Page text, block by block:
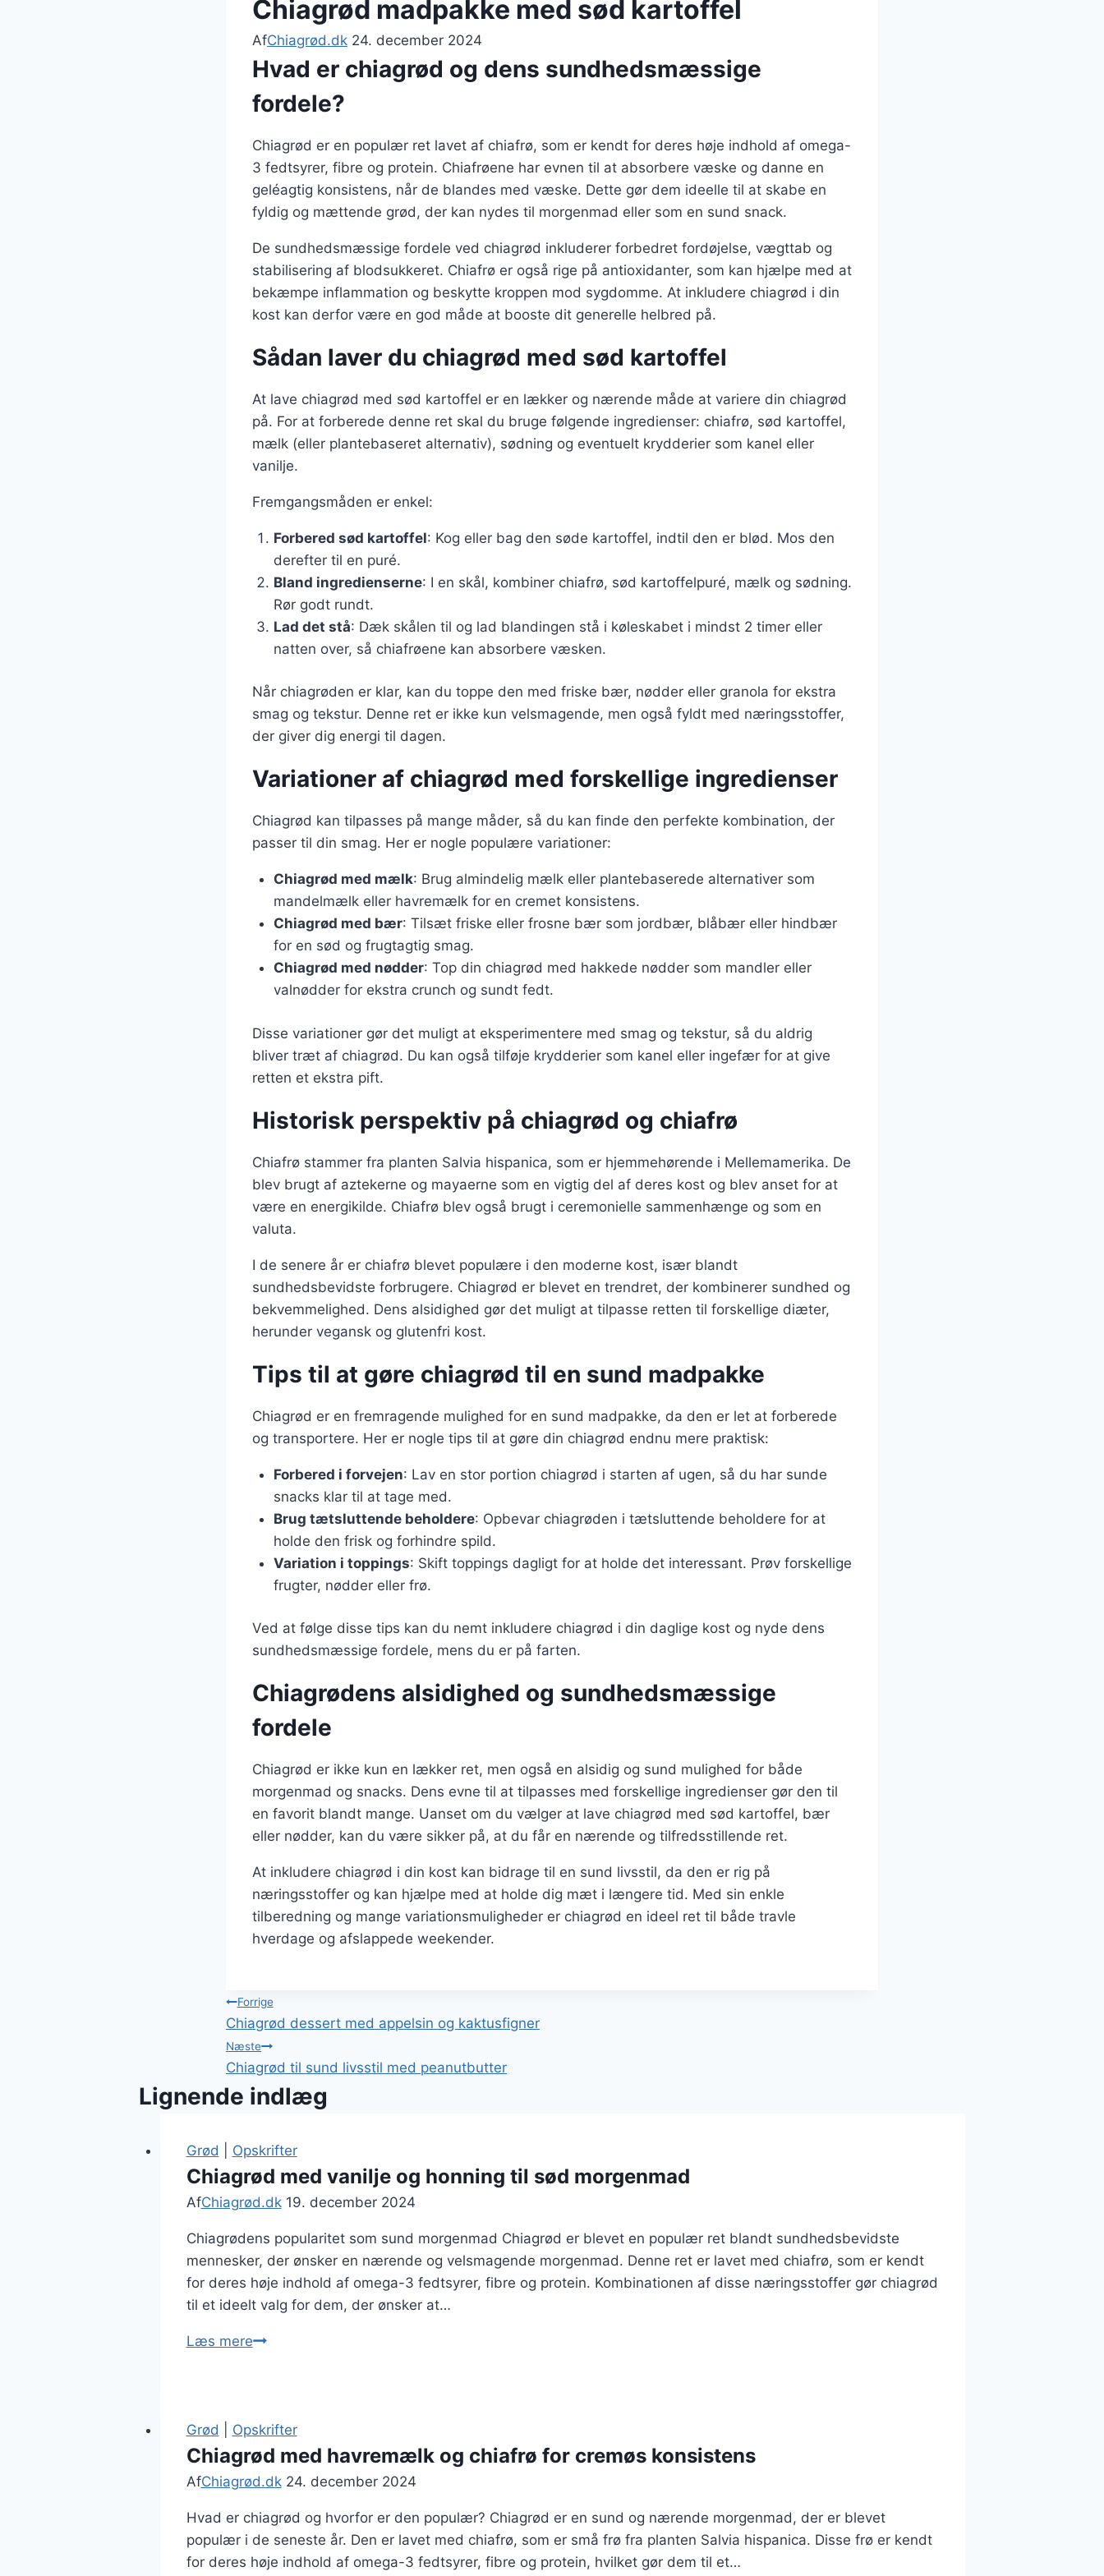
Chiagrød madpakke med sød kartoffel
AfChiagrød.dk 24. december 2024
Hvad er chiagrød og dens sundhedsmæssige
fordele?
Chiagrød er en populær ret lavet af chiafrø, som er kendt for deres høje indhold af omega-
3 fedtsyrer, fibre og protein. Chiafrøene har evnen til at absorbere væske og danne en
geléagtig konsistens, når de blandes med væske. Dette gør dem ideelle til at skabe en
fyldig og mættende grød, der kan nydes til morgenmad eller som en sund snack.
De sundhedsmæssige fordele ved chiagrød inkluderer forbedret fordøjelse, vægttab og
stabilisering af blodsukkeret. Chiafrø er også rige på antioxidanter, som kan hjælpe med at
bekæmpe inflammation og beskytte kroppen mod sygdomme. At inkludere chiagrød i din
kost kan derfor være en god måde at booste dit generelle helbred på.
Sådan laver du chiagrød med sød kartoffel
At lave chiagrød med sød kartoffel er en lækker og nærende måde at variere din chiagrød
på. For at forberede denne ret skal du bruge følgende ingredienser: chiafrø, sød kartoffel,
mælk (eller plantebaseret alternativ), sødning og eventuelt krydderier som kanel eller
vanilje.
Fremgangsmåden er enkel:
Forbered sød kartoffel: Kog eller bag den søde kartoffel, indtil den er blød. Mos den
derefter til en puré.
Bland ingredienserne: I en skål, kombiner chiafrø, sød kartoffelpuré, mælk og sødning.
Rør godt rundt.
Lad det stå: Dæk skålen til og lad blandingen stå i køleskabet i mindst 2 timer eller
natten over, så chiafrøene kan absorbere væsken.
Når chiagrøden er klar, kan du toppe den med friske bær, nødder eller granola for ekstra
smag og tekstur. Denne ret er ikke kun velsmagende, men også fyldt med næringsstoffer,
der giver dig energi til dagen.
Variationer af chiagrød med forskellige ingredienser
Chiagrød kan tilpasses på mange måder, så du kan finde den perfekte kombination, der
passer til din smag. Her er nogle populære variationer:
Chiagrød med mælk: Brug almindelig mælk eller plantebaserede alternativer som
mandelmælk eller havremælk for en cremet konsistens.
Chiagrød med bær: Tilsæt friske eller frosne bær som jordbær, blåbær eller hindbær
for en sød og frugtagtig smag.
Chiagrød med nødder: Top din chiagrød med hakkede nødder som mandler eller
valnødder for ekstra crunch og sundt fedt.
Disse variationer gør det muligt at eksperimentere med smag og tekstur, så du aldrig
bliver træt af chiagrød. Du kan også tilføje krydderier som kanel eller ingefær for at give
retten et ekstra pift.
Historisk perspektiv på chiagrød og chiafrø
Chiafrø stammer fra planten Salvia hispanica, som er hjemmehørende i Mellemamerika. De
blev brugt af aztekerne og mayaerne som en vigtig del af deres kost og blev anset for at
være en energikilde. Chiafrø blev også brugt i ceremonielle sammenhænge og som en
valuta.
I de senere år er chiafrø blevet populære i den moderne kost, især blandt
sundhedsbevidste forbrugere. Chiagrød er blevet en trendret, der kombinerer sundhed og
bekvemmelighed. Dens alsidighed gør det muligt at tilpasse retten til forskellige diæter,
herunder vegansk og glutenfri kost.
Tips til at gøre chiagrød til en sund madpakke
Chiagrød er en fremragende mulighed for en sund madpakke, da den er let at forberede
og transportere. Her er nogle tips til at gøre din chiagrød endnu mere praktisk:
Forbered i forvejen: Lav en stor portion chiagrød i starten af ugen, så du har sunde
snacks klar til at tage med.
Brug tætsluttende beholdere: Opbevar chiagrøden i tætsluttende beholdere for at
holde den frisk og forhindre spild.
Variation i toppings: Skift toppings dagligt for at holde det interessant. Prøv forskellige
frugter, nødder eller frø.
Ved at følge disse tips kan du nemt inkludere chiagrød i din daglige kost og nyde dens
sundhedsmæssige fordele, mens du er på farten.
Chiagrødens alsidighed og sundhedsmæssige
fordele
Chiagrød er ikke kun en lækker ret, men også en alsidig og sund mulighed for både
morgenmad og snacks. Dens evne til at tilpasses med forskellige ingredienser gør den til
en favorit blandt mange. Uanset om du vælger at lave chiagrød med sød kartoffel, bær
eller nødder, kan du være sikker på, at du får en nærende og tilfredsstillende ret.
At inkludere chiagrød i din kost kan bidrage til en sund livsstil, da den er rig på
næringsstoffer og kan hjælpe med at holde dig mæt i længere tid. Med sin enkle
tilberedning og mange variationsmuligheder er chiagrød en ideel ret til både travle
hverdage og afslappede weekender.
Indlægsnavigation
Forrige
Chiagrød dessert med appelsin og kaktusfigner
Næste
Chiagrød til sund livsstil med peanutbutter
Lignende indlæg
Grød Opskrifter
Chiagrød med vanilje og honning til sød morgenmad
AfChiagrød.dk 19. december 2024
Chiagrødens popularitet som sund morgenmad Chiagrød er blevet en populær ret blandt sundhedsbevidste
mennesker, der ønsker en nærende og velsmagende morgenmad. Denne ret er lavet med chiafrø, som er kendt
for deres høje indhold af omega-3 fedtsyrer, fibre og protein. Kombinationen af disse næringsstoffer gør chiagrød
til et ideelt valg for dem, der ønsker at…
Læs mereChiagrød
honning
til
sød
Grød Opskrifter
Chiagrød med havremælk og chiafrø for cremøs konsistens
AfChiagrød.dk 24. december 2024
Hvad er chiagrød og hvorfor er den populær? Chiagrød er en sund og nærende morgenmad, der er blevet
populær i de seneste år. Den er lavet med chiafrø, som er små frø fra planten Salvia hispanica. Disse frø er kendt
for deres høje indhold af omega-3 fedtsyrer, fibre og protein, hvilket gør dem til et…